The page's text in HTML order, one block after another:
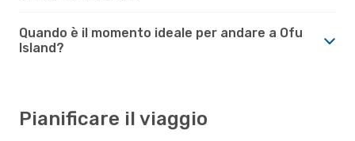
Quando è il momento ideale per andare a Ofu
Island?
Pianificare il viaggio